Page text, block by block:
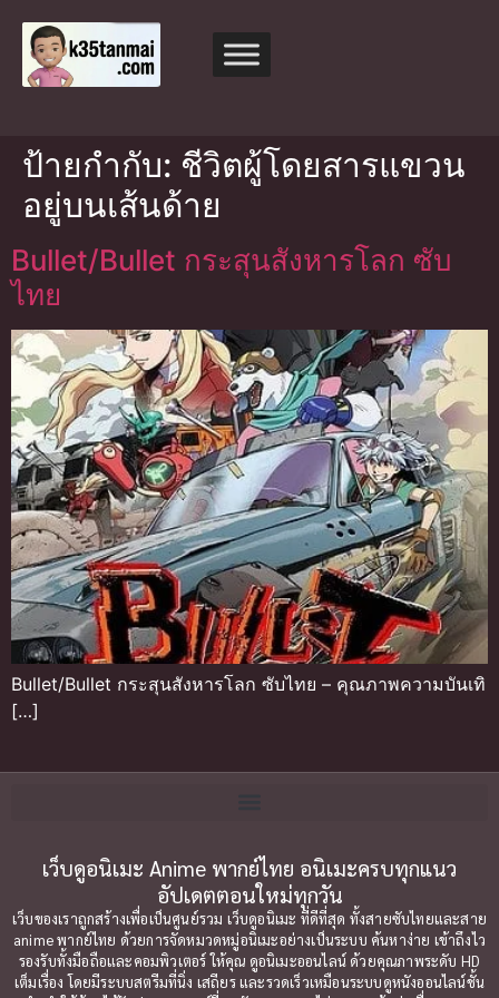
ป้ายกำกับ: ชีวิตผู้โดยสารแขวน
อยู่บนเส้นด้าย
Bullet/Bullet กระสุนสังหารโลก ซับ
ไทย
Bullet/Bullet กระสุนสังหารโลก ซับไทย – คุณภาพความบันเทิ
[…]
เว็บดูอนิเมะ Anime พากย์ไทย อนิเมะครบทุกแนว
อัปเดตตอนใหม่ทุกวัน
เว็บของเราถูกสร้างเพื่อเป็นศูนย์รวม เว็บดูอนิเมะ ที่ดีที่สุด ทั้งสายซับไทยและสาย
anime พากย์ไทย ด้วยการจัดหมวดหมู่อนิเมะอย่างเป็นระบบ ค้นหาง่าย เข้าถึงไว
รองรับทั้งมือถือและคอมพิวเตอร์ ให้คุณ ดูอนิเมะออนไลน์ ด้วยคุณภาพระดับ HD
เต็มเรื่อง โดยมีระบบสตรีมที่นิ่ง เสถียร และรวดเร็วเหมือนระบบดูหนังออนไลน์ชั้น